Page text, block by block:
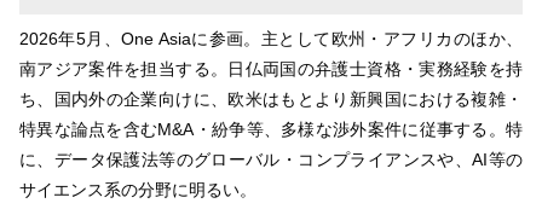
2026年5月、One Asiaに参画。主として欧州・アフリカのほか、
南アジア案件を担当する。日仏両国の弁護士資格・実務経験を持
ち、国内外の企業向けに、欧米はもとより新興国における複雑・
特異な論点を含むM&A・紛争等、多様な渉外案件に従事する。特
に、データ保護法等のグローバル・コンプライアンスや、AI等の
サイエンス系の分野に明るい。